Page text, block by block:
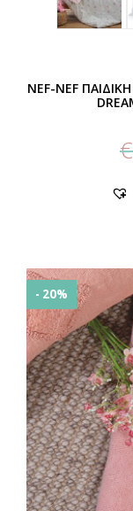
NEF-NEF
€
- 20%